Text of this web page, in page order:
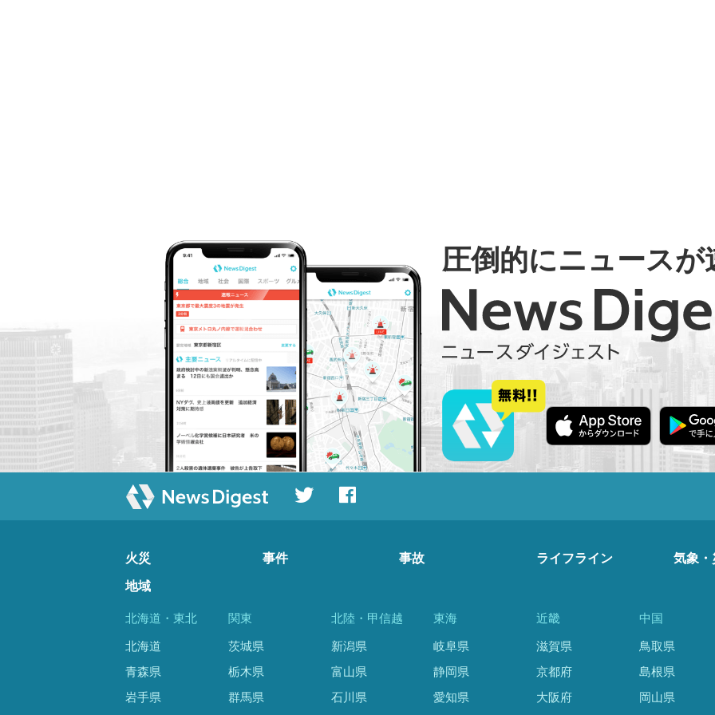
圧倒的にニュースが
火災 事件 事故 ライフライン 気象・
地域
北海道・東北
北海道
青森県
岩手県
関東
茨城県
栃木県
群馬県
北陸・甲信越
新潟県
富山県
石川県
東海
岐阜県
静岡県
愛知県
近畿
滋賀県
京都府
大阪府
中国
鳥取県
島根県
岡山県